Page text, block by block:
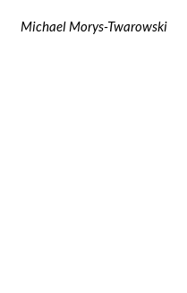
Michael Morys-Twarowski